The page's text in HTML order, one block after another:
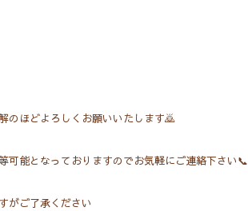
のほどよろしくお願いいたします🙇
可能となっておりますのでお気軽にご連絡下さい📞
がご了承ください